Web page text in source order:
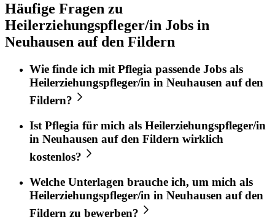
Häufige Fragen zu
Heilerziehungspfleger/in Jobs in
Neuhausen auf den Fildern
Wie finde ich mitPflegia passende Jobs als
Heilerziehungspfleger/in in Neuhausen auf den
Fildern?
Ist Pflegia für mich als Heilerziehungspfleger/in
in Neuhausen auf den Fildern wirklich
kostenlos?
Welche Unterlagen brauche ich, um mich als
Heilerziehungspfleger/in in Neuhausen auf den
Fildern zu bewerben?